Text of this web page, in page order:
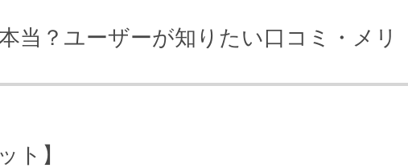
当？ユーザーが知りたい口コミ・メリ
ト】